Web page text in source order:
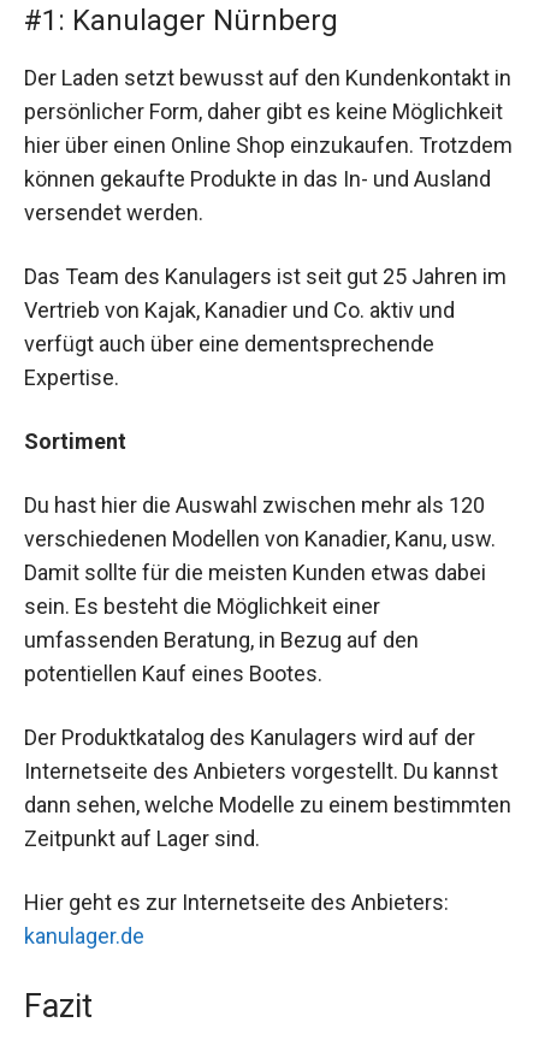
#1: Kanulager Nürnberg
Der Laden setzt bewusst auf den Kundenkontakt in
persönlicher Form, daher gibt es keine Möglichkeit
hier über einen Online Shop einzukaufen. Trotzdem
können gekaufte Produkte in das In- und Ausland
versendet werden.
Das Team des Kanulagers ist seit gut 25 Jahren im
Vertrieb von Kajak, Kanadier und Co. aktiv und
verfügt auch über eine dementsprechende
Expertise.
Sortiment
Du hast hier die Auswahl zwischen mehr als 120
verschiedenen Modellen von Kanadier, Kanu, usw.
Damit sollte für die meisten Kunden etwas dabei
sein. Es besteht die Möglichkeit einer
umfassenden Beratung, in Bezug auf den
potentiellen Kauf eines Bootes.
Der Produktkatalog des Kanulagers wird auf der
Internetseite des Anbieters vorgestellt. Du kannst
dann sehen, welche Modelle zu einem bestimmten
Zeitpunkt auf Lager sind.
Hier geht es zur Internetseite des Anbieters:
kanulager.de
Fazit